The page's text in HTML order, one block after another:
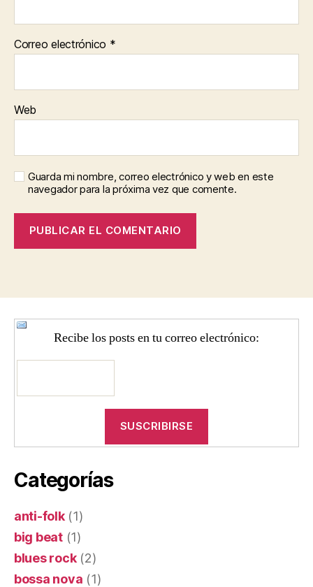
Correo electrónico *
Web
Guarda mi nombre, correo electrónico y web en este
navegador para la próxima vez que comente.
Recibe los posts en tu correo electrónico:
Categorías
anti-folk(1)
big beat(1)
blues rock(2)
bossa nova (1)